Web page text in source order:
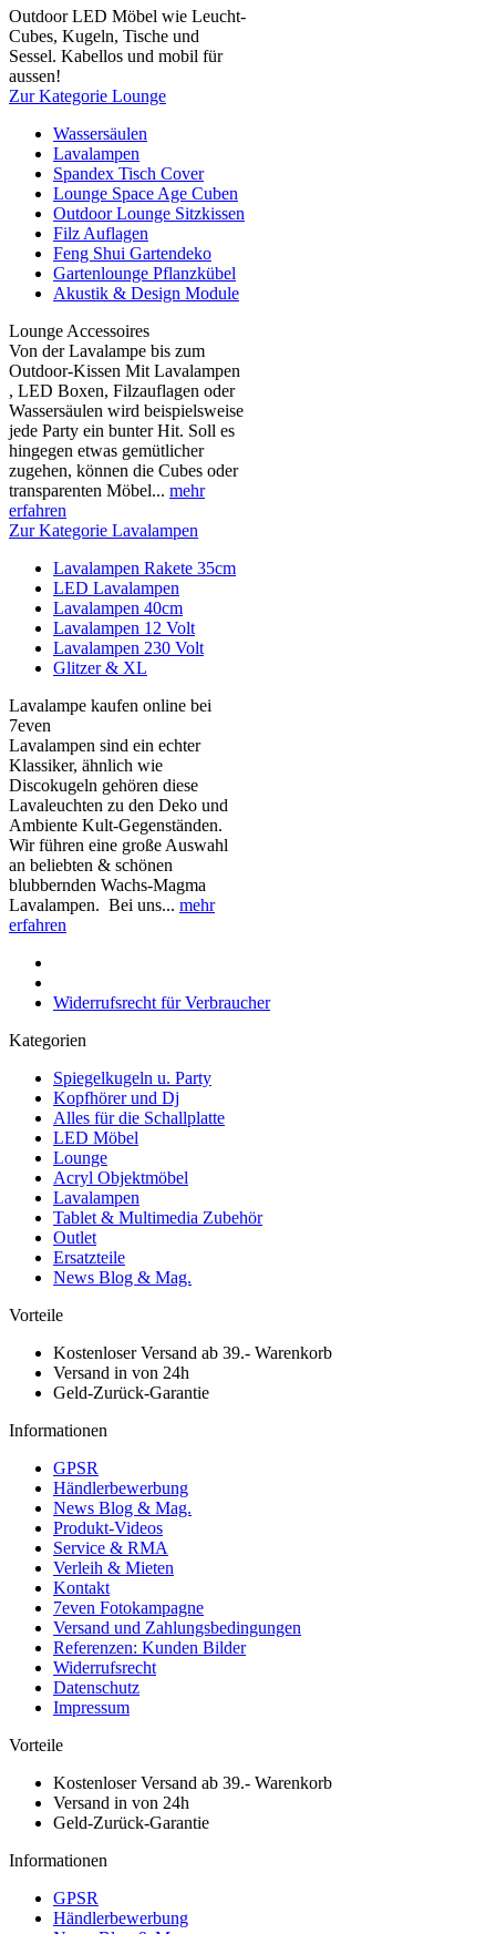
Outdoor LED Möbel wie Leucht-
Cubes, Kugeln, Tische und
Sessel. Kabellos und mobil für
aussen!
Zur Kategorie Lounge
Wassersäulen
Lavalampen
Spandex Tisch Cover
Lounge Space Age Cuben
Outdoor Lounge Sitzkissen
Filz Auflagen
Feng Shui Gartendeko
Gartenlounge Pflanzkübel
Akustik & Design Module
Lounge Accessoires
Von der Lavalampe bis zum
Outdoor-Kissen Mit Lavalampen
, LED Boxen, Filzauflagen oder
Wassersäulen wird beispielsweise
jede Party ein bunter Hit. Soll es
hingegen etwas gemütlicher
zugehen, können die Cubes oder
transparenten Möbel... mehr
erfahren
Zur Kategorie Lavalampen
Lavalampen Rakete 35cm
LED Lavalampen
Lavalampen 40cm
Lavalampen 12 Volt
Lavalampen 230 Volt
Glitzer & XL
Lavalampe kaufen online bei
7even
Lavalampen sind ein echter
Klassiker, ähnlich wie
Discokugeln gehören diese
Lavaleuchten zu den Deko und
Ambiente Kult-Gegenständen.
Wir führen eine große Auswahl
an beliebten & schönen
blubbernden Wachs-Magma
Lavalampen. Bei uns... mehr
erfahren
Widerrufsrecht für Verbraucher
Kategorien
Spiegelkugeln u. Party
Kopfhörer und Dj
Alles für die Schallplatte
LED Möbel
Lounge
Acryl Objektmöbel
Lavalampen
Tablet & Multimedia Zubehör
Outlet
Ersatzteile
News Blog & Mag.
Vorteile
Kostenloser Versand ab 39.- Warenkorb
Versand in von 24h
Geld-Zurück-Garantie
Informationen
GPSR
Händlerbewerbung
News Blog & Mag.
Produkt-Videos
Service & RMA
Verleih & Mieten
Kontakt
7even Fotokampagne
Versand und Zahlungsbedingungen
Referenzen: Kunden Bilder
Widerrufsrecht
Datenschutz
Impressum
Vorteile
Kostenloser Versand ab 39.- Warenkorb
Versand in von 24h
Geld-Zurück-Garantie
Informationen
GPSR
Händlerbewerbung